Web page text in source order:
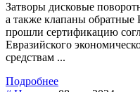
Затворы дисковые
а также клапаны
прошли сертификацию
Евразийского
средствам ...
Подробнее